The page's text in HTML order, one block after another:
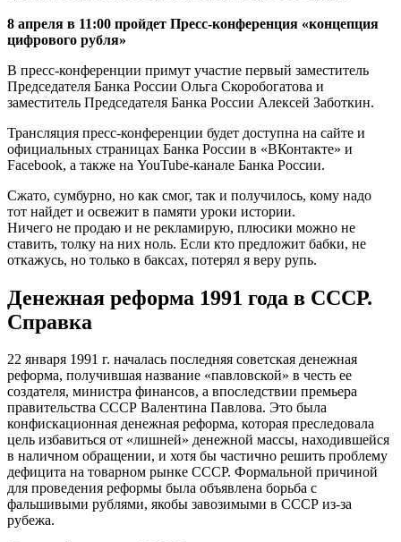
8 апреля в 11:00 пройдет Пресс-конференция «концепция
цифрового рубля»
В пресс-конференции примут участие первый заместитель
Председателя Банка России Ольга Скоробогатова и
заместитель Председателя Банка России Алексей Заботкин.
Трансляция пресс-конференции будет доступна на сайте и
официальных страницах Банка России в «ВКонтакте» и
Facebook, а также на YouTube-канале Банка России.
Сжато, сумбурно, но как смог, так и получилось, кому надо
тот найдет и освежит в памяти уроки истории.
Ничего не продаю и не рекламирую, плюсики можно не
ставить, толку на них ноль. Если кто предложит бабки, не
откажусь, но только в баксах, потерял я веру рупь.
Денежная реформа 1991 года в СССР.
Справка
22 января 1991 г. началась последняя советская денежная
реформа, получившая название «павловской» в честь ее
создателя, министра финансов, а впоследствии премьера
правительства СССР Валентина Павлова. Это была
конфискационная денежная реформа, которая преследовала
цель избавиться от «лишней» денежной массы, находившейся
в наличном обращении, и хотя бы частично решить проблему
дефицита на товарном рынке СССР. Формальной причиной
для проведения реформы была объявлена борьба с
фальшивыми рублями, якобы завозимыми в СССР из-за
рубежа.